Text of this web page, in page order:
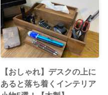
【おしゃれ】デスクの上に
あると落ち着くインテリア